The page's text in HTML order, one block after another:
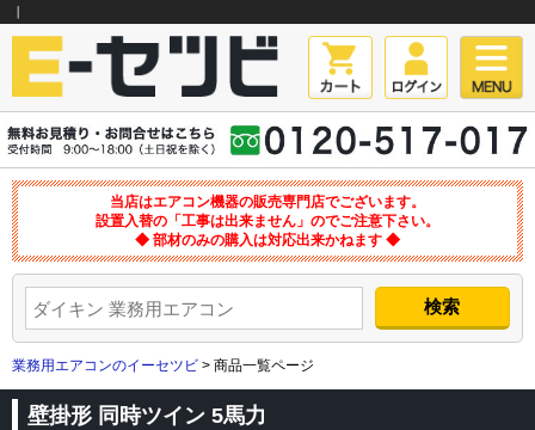
当店はエアコン機器の販売専門店でございます。
設置入替の「工事は出来ません」のでご注意下さい。
◆ 部材のみの購入は対応出来かねます ◆
業務用エアコンのイーセツビ > 商品一覧ページ
壁掛形 同時ツイン 5馬力